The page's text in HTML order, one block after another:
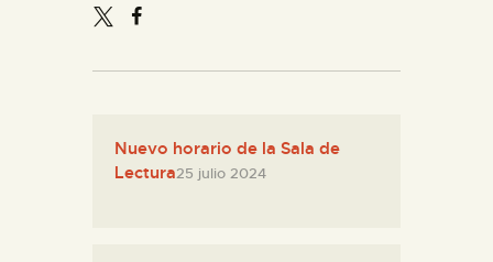
Nuevo horario de la Sala de
Lectura25 julio 2024